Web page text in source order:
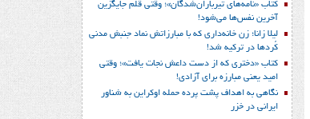
کتاب «نامه‌های تیرباران‌شدگان»؛ وقتی قلم جایگزین
آخرین نفس‌ها می‌شود!
لیلا زانا؛ زن خانه‌داری که با مبارزاتش نماد جنبش مدنی
کُردها در ترکیه شد!
کتاب «دختری که از دست داعش نجات یافت»؛ وقتی
امید یعنی مبارزه برای آزادی!
نگاهی به اهداف پشت پرده حمله اوکراین به شناور
ایرانی در خزر